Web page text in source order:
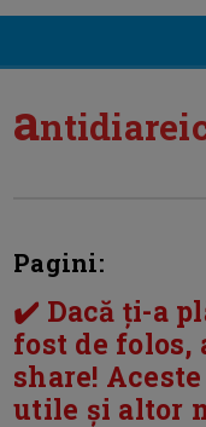
a
Pagini:
✔️ Dacă ți-a
fost de folos,
share!
utile și altor